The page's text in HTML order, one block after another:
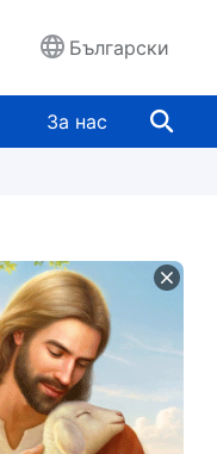
Български
За нас